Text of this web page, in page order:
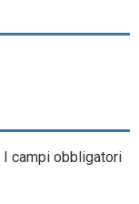
I campi obbligatori